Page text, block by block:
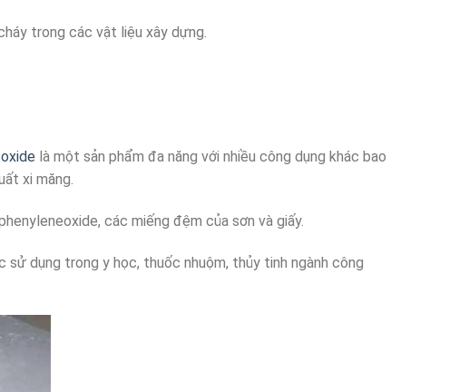
trong các vật liệu xây dựng.
là một sản phẩm đa năng với nhiều công dụng khác bao
xi măng.
các miếng đệm của sơn và giấy.
sử dụng trong y học, thuốc nhuộm, thủy tinh ngành công